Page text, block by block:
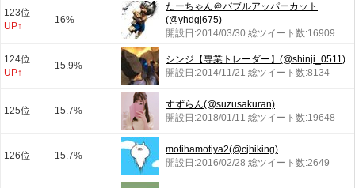
123位
UP↑
16%
たーちゃん＠バブルアッパーカット
(@yhdgj675)
開設日:2014/03/30 総ツイート数:16909
124位
UP↑
15.9%
シンジ【専業トレーダー】(@shinji_0511)
開設日:2014/11/21 総ツイート数:8134
125位 15.7%
すずらん(@suzusakuran)
開設日:2018/01/11 総ツイート数:19648
126位 15.7%
motihamotiya2(@cjhiking)
開設日:2016/02/28 総ツイート数:2649